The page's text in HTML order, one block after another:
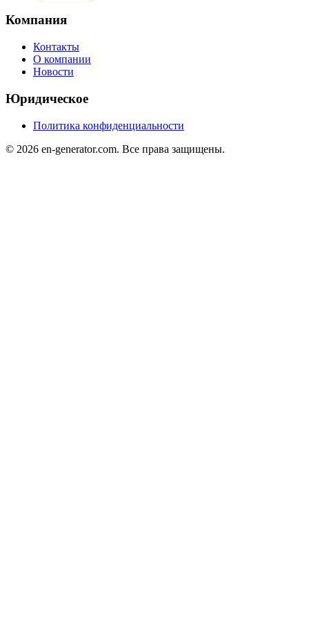
Компания
Контакты
О компании
Новости
Юридическое
Политика конфиденциальности
© 2026 en-generator.com. Все права защищены.